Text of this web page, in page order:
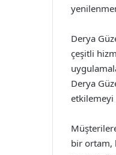
Derya
çeşitli
Derya
etkilemeyi
bir ortam,